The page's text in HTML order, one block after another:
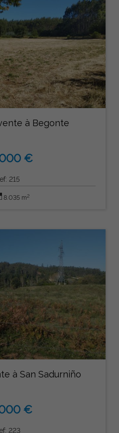
à Begonte
€
215
8.035 m2
à San Sadurniño
€
223